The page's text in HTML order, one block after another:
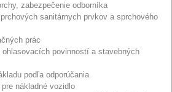
zabezpečenie odborníka
sanitárnych prvkov a sprchového
prác
povinností a stavebných
podľa odporúčania
nákladné vozidlo